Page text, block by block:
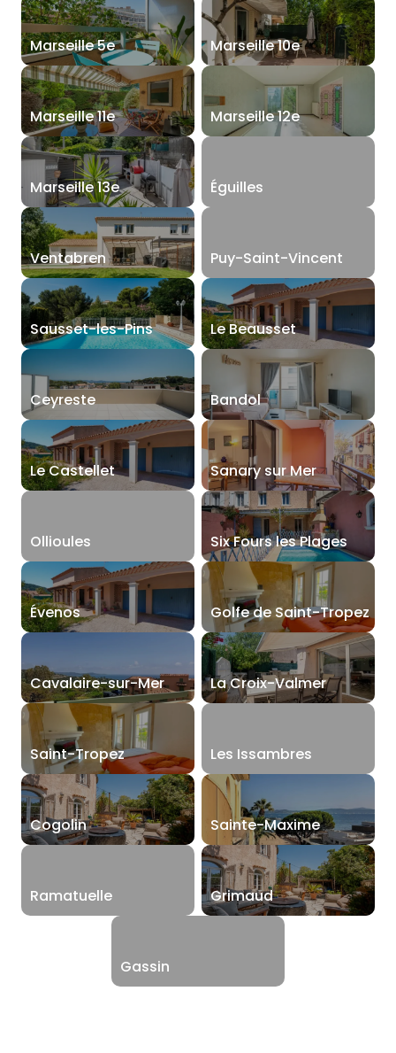
Marseille 5e Marseille 10e
Marseille 11e Marseille 12e
Marseille 13e Éguilles
Ventabren Puy-Saint-Vincent
Sausset-les-Pins Le Beausset
Ceyreste Bandol
Le Castellet Sanary sur Mer
Ollioules Six Fours les Plages
Évenos Golfe de Saint-Tropez
Cavalaire-sur-Mer La Croix-Valmer
Saint-Tropez Les Issambres
Cogolin Sainte-Maxime
Ramatuelle Grimaud
Gassin